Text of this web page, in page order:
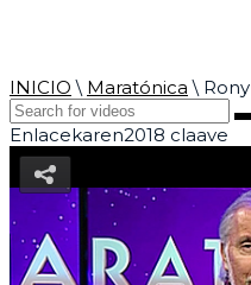
INICIO \ Maratónica \
Enlacekaren2018 claave